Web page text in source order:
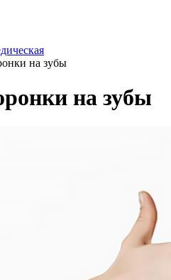
на зубы
на зубы